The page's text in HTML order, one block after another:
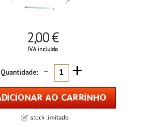
2,00 €
IVA incluído
Quantidade: - +